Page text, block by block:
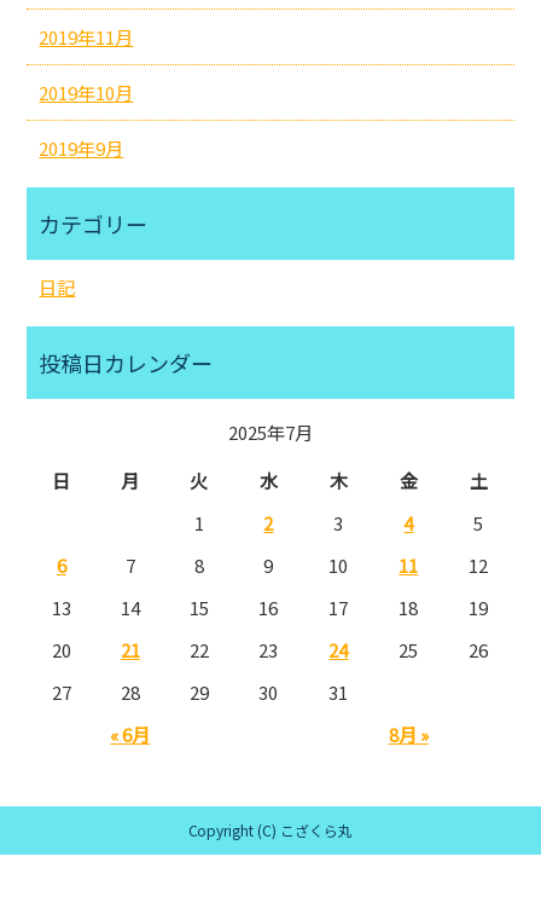
2019年11月
2019年10月
2019年9月
カテゴリー
日記
投稿日カレンダー
2025年7月
日
月 火 水 木 金 土
« 6月 8月 »
1 2 3 4
5
6
7 8 9 10 11
12
13
14 15 16 17 18
19
20
21 22 23 24 25
26
27
28 29 30 31
Copyright (C) こざくら丸